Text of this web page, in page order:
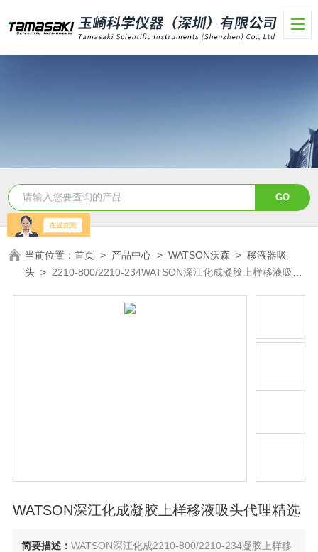
当前位置：首页 > 产品中心 >WATSON沃森 >移液器吸
头 > 2210-800/2210-234WATSON深江化成凝胶上样移液吸头
WATSON深江化成凝胶上样移液吸头代理精选
简要描述： WATSON深江化成2210-800/2210-234凝胶上样移